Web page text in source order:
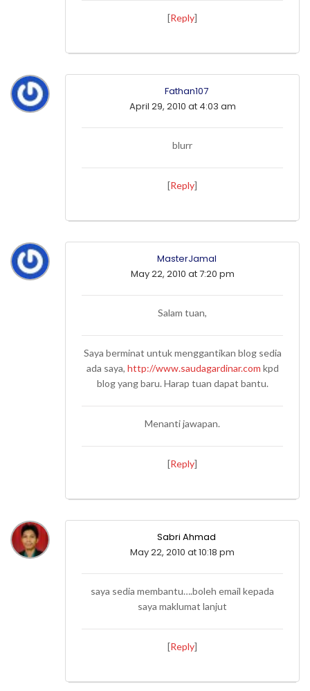
[Reply]
Fathan107
April 29, 2010 at 4:03 am
blurr
[Reply]
MasterJamal
May 22, 2010 at 7:20 pm
Salam tuan,
Saya berminat untuk menggantikan blog sedia
ada saya, http://www.saudagardinar.com kpd
blog yang baru. Harap tuan dapat bantu.
Menanti jawapan.
[Reply]
Sabri Ahmad
May 22, 2010 at 10:18 pm
saya sedia membantu….boleh email kepada
saya maklumat lanjut
[Reply]